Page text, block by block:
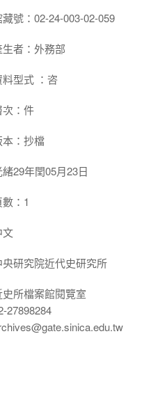
藏號：02-24-003-02-059
生者：外務部
料型式 ：咨
次：件
本：抄檔
緒29年閏05月23日
數：1
文
央研究院近代史研究所
史所檔案館閱覽室
27898284